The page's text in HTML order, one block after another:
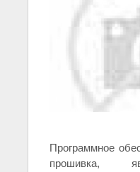
Программное
прошивка,